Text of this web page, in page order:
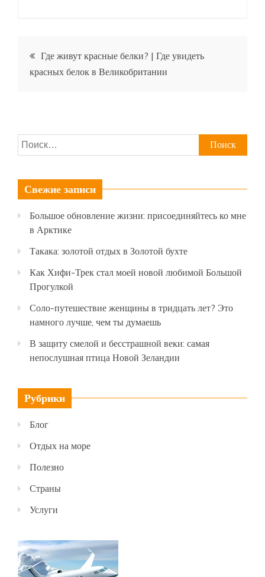
Навигация
по
Где живут красные белки? | Где увидеть
красных белок в Великобритании
Найти:
Свежие записи
Большое обновление жизни: присоединяйтесь ко мне
в Арктике
Такака: золотой отдых в Золотой бухте
Как Хифи-Трек стал моей новой любимой Большой
Прогулкой
Соло-путешествие женщины в тридцать лет? Это
намного лучше, чем ты думаешь
В защиту смелой и бесстрашной веки: самая
непослушная птица Новой Зеландии
Рубрики
Блог
Отдых на море
Полезно
Страны
Услуги